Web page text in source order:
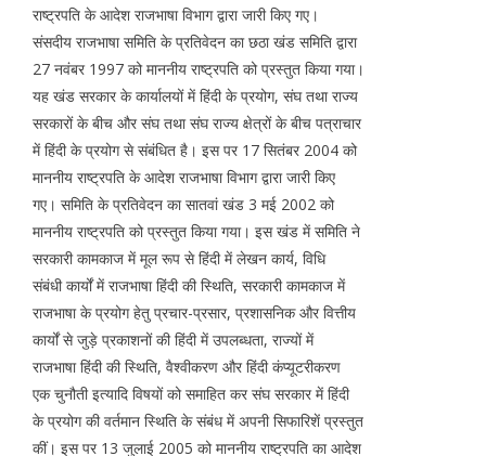
राष्ट्रपति के आदेश राजभाषा विभाग द्वारा जारी किए गए।
संसदीय राजभाषा समिति के प्रतिवेदन का छठा खंड समिति द्वारा
27 नवंबर 1997 को माननीय राष्ट्रपति को प्रस्तुत किया गया।
यह खंड सरकार के कार्यालयों में हिंदी के प्रयोग, संघ तथा राज्य
सरकारों के बीच और संघ तथा संघ राज्य क्षेत्रों के बीच पत्राचार
में हिंदी के प्रयोग से संबंधित है। इस पर 17 सितंबर 2004 को
माननीय राष्ट्रपति के आदेश राजभाषा विभाग द्वारा जारी किए
गए। समिति के प्रतिवेदन का सातवां खंड 3 मई 2002 को
माननीय राष्ट्रपति को प्रस्तुत किया गया। इस खंड में समिति ने
सरकारी कामकाज में मूल रूप से हिंदी में लेखन कार्य, विधि
संबंधी कार्यों में राजभाषा हिंदी की स्थिति, सरकारी कामकाज में
राजभाषा के प्रयोग हेतु प्रचार-प्रसार, प्रशासनिक और वित्तीय
कार्यों से जुड़े प्रकाशनों की हिंदी में उपलब्धता, राज्यों में
राजभाषा हिंदी की स्थिति, वैश्वीकरण और हिंदी कंप्यूटरीकरण
एक चुनौती इत्यादि विषयों को समाहित कर संघ सरकार में हिंदी
के प्रयोग की वर्तमान स्थिति के संबंध में अपनी सिफारिशें प्रस्तुत
कीं। इस पर 13 जुलाई 2005 को माननीय राष्ट्रपति का आदेश